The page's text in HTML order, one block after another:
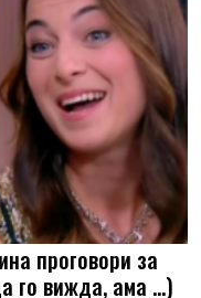
проговори за
го вижда, ама …)